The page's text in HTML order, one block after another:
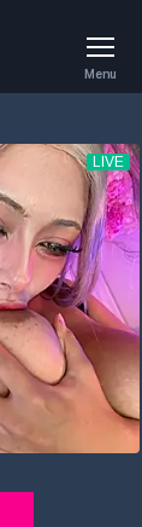
Menu